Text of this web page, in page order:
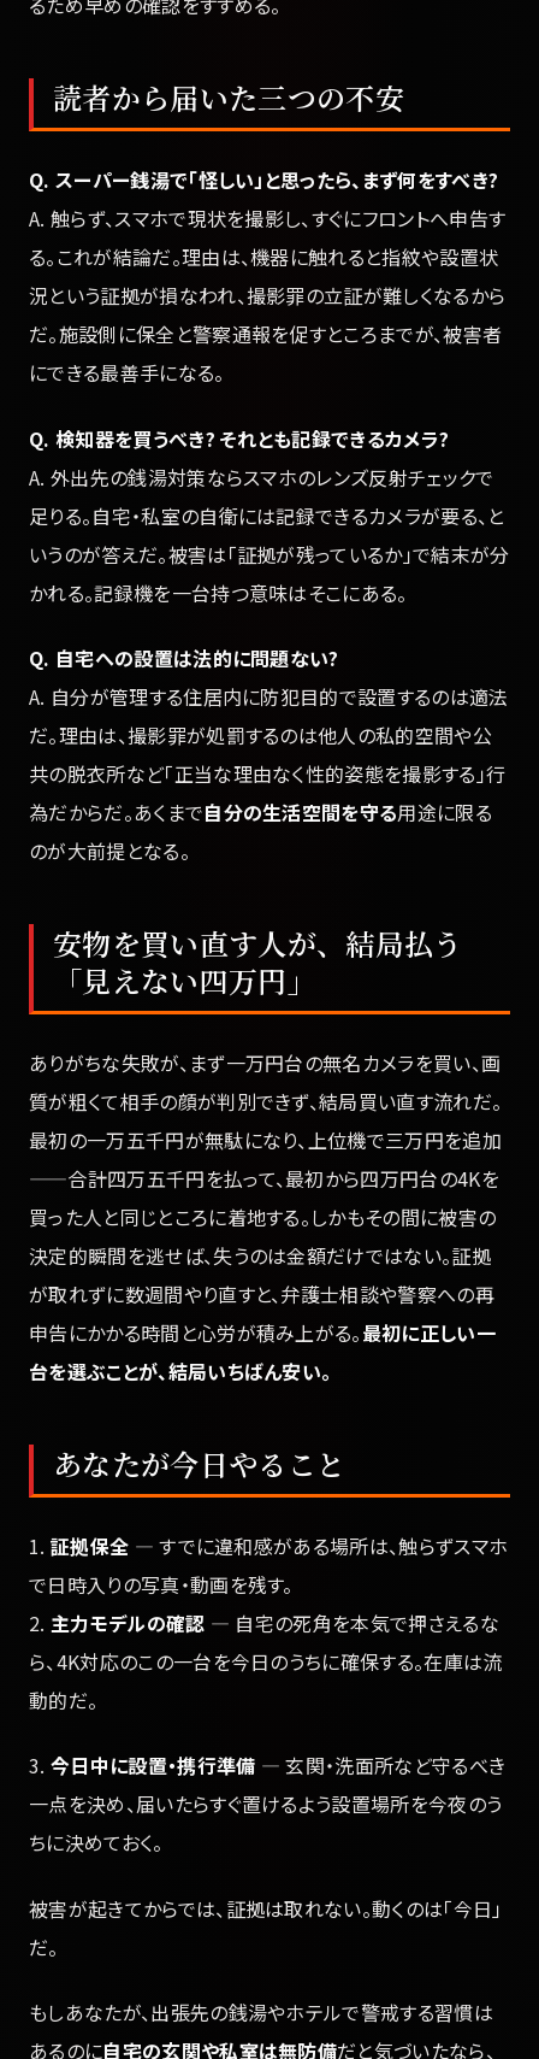
読者から届いた三つの不安
Q. スーパー銭湯で「怪しい」と思ったら、まず何をすべき?
A. 触らず、スマホで現状を撮影し、すぐにフロントへ申告す
る。これが結論だ。理由は、機器に触れると指紋や設置状
況という証拠が損なわれ、撮影罪の立証が難しくなるから
だ。施設側に保全と警察通報を促すところまでが、被害者
にできる最善手になる。
Q. 検知器を買うべき? それとも記録できるカメラ?
A. 外出先の銭湯対策ならスマホのレンズ反射チェックで
足りる。自宅・私室の自衛には記録できるカメラが要る、と
いうのが答えだ。被害は「証拠が残っているか」で結末が分
かれる。記録機を一台持つ意味はそこにある。
Q. 自宅への設置は法的に問題ない?
A. 自分が管理する住居内に防犯目的で設置するのは適法
だ。理由は、撮影罪が処罰するのは他人の私的空間や公
共の脱衣所など「正当な理由なく性的姿態を撮影する」行
為だからだ。あくまで自分の生活空間を守る用途に限る
のが大前提となる。
安物を買い直す人が、結局払う
「見えない四万円」
ありがちな失敗が、まず一万円台の無名カメラを買い、画
質が粗くて相手の顔が判別できず、結局買い直す流れだ。
最初の一万五千円が無駄になり、上位機で三万円を追加
——合計四万五千円を払って、最初から四万円台の4Kを
買った人と同じところに着地する。しかもその間に被害の
決定的瞬間を逃せば、失うのは金額だけではない。証拠
が取れずに数週間やり直すと、弁護士相談や警察への再
申告にかかる時間と心労が積み上がる。最初に正しい一
台を選ぶことが、結局いちばん安い。
あなたが今日やること
1. 証拠保全 — すでに違和感がある場所は、触らずスマホ
で日時入りの写真・動画を残す。
2. 主力モデルの確認 — 自宅の死角を本気で押さえるな
ら、4K対応のこの一台を今日のうちに確保する。在庫は流
動的だ。
3. 今日中に設置・携行準備 — 玄関・洗面所など守るべき
一点を決め、届いたらすぐ置けるよう設置場所を今夜のう
ちに決めておく。
被害が起きてからでは、証拠は取れない。動くのは「今日」
だ。
もしあなたが、出張先の銭湯やホテルで警戒する習慣は
あるのに自宅の玄関や私室は無防備だと気づいたなら、